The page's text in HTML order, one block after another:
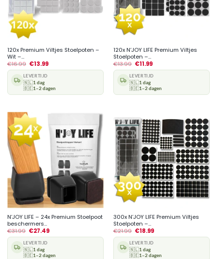
120x Premium Viltjes Stoelpoten –
Wit –...
€16.99 €13.99
LEVERTIJD
🇳🇱1 dag
🇧🇪1–2 dagen
120x N’JOY LIFE Premium Viltjes
Stoelpoten –...
€13.99 €11.99
LEVERTIJD
🇳🇱1 dag
🇧🇪1–2 dagen
N’JOY LIFE – 24x Premium Stoelpoot
beschermers...
€31.99 €27.49
LEVERTIJD
🇳🇱1 dag
🇧🇪1–2 dagen
300x N’JOY LIFE Premium Viltjes
Stoelpoten –...
€21.99 €18.99
LEVERTIJD
🇳🇱1 dag
🇧🇪1–2 dagen